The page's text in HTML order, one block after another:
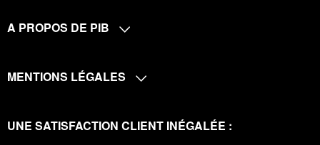
A PROPOS DE PIB
MENTIONS LÉGALES
UNE SATISFACTION CLIENT INÉGALÉE :